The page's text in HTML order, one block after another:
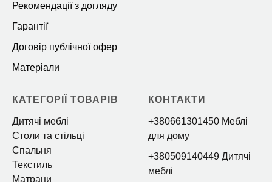
Рекомендації з догляду
Гарантії
Договір публічної офер
Матеріали
КАТЕГОРІЇ ТОВАРІВ
Дитячі меблі
Столи та стільці
Спальня
Текстиль
Матраци
КОНТАКТИ
+380661301450 Меблі
для дому
+380509140449 Дитячі
меблі